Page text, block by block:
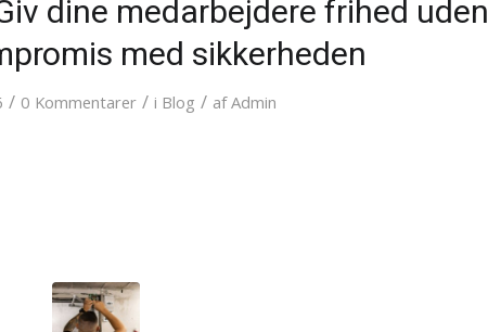
dine medarbejdere frihed uden
med sikkerheden
/ 0 Kommentarer / i Blog / afAdmin